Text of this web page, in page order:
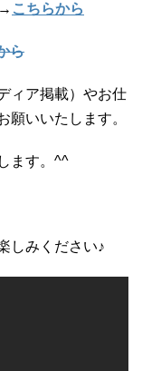
こちらから
ら
ィア掲載）やお仕
願いいたします。
ます。^^
しみください♪